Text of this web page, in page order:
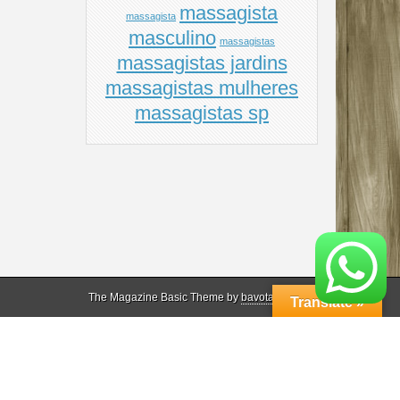
massagista massagista
masculino massagistas
massagistas jardins
massagistas mulheres
massagistas sp
The Magazine Basic Theme bybavotasan.com.
Translate »